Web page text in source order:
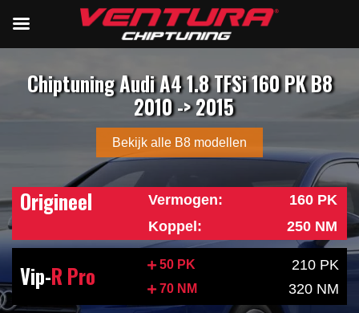
Chiptuning Audi A4 1.8 TFSi 160 PK B8
2010 -> 2015
Bekijk alle B8 modellen
Origineel Vermogen:
160 PK
Koppel:
250 NM
Vip-R Pro 50 PK 210 PK
70 NM 320 NM